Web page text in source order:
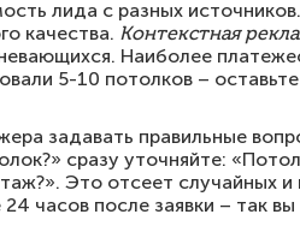
лида с разных
качества. Контекстная
Наиболее
5-10 потолков –
задавать правильные
сразу уточняйте:
Это отсеет случайных
часов после заявки – так